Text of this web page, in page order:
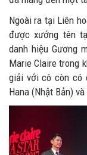
Ngoài ra tại Liên
được xướng tên
danh hiệu Gương
Marie Claire trong
giải với cô còn có
Hana (Nhật Bản)